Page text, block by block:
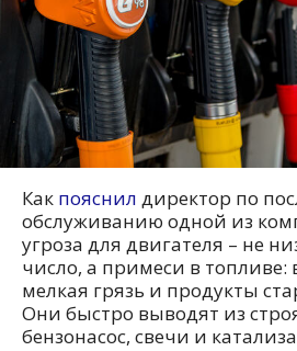
Как пояснил директор по
обслуживанию одной из
угроза для двигателя – не
число, а примеси в
мелкая грязь и продукты
Они быстро выводят из
бензонасос, свечи и